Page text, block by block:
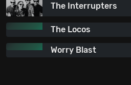
The Interrupters
The Locos
Worry Blast